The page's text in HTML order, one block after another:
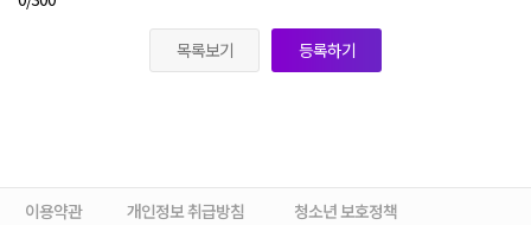
목록보기 등록하기
이용약관 개인정보 취급방침 청소년 보호정책